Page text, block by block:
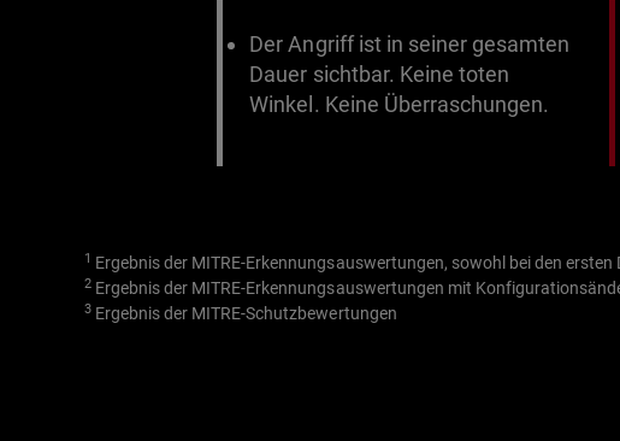
Der Angriff ist in seiner gesamten
Dauer sichtbar. Keine toten
Winkel. Keine Überraschungen.
1 Ergebnis der MITRE-Erkennungsauswertungen, sowohl bei den
2 Ergebnis der MITRE-Erkennungsauswertungen mit
3 Ergebnis der MITRE-Schutzbewertungen